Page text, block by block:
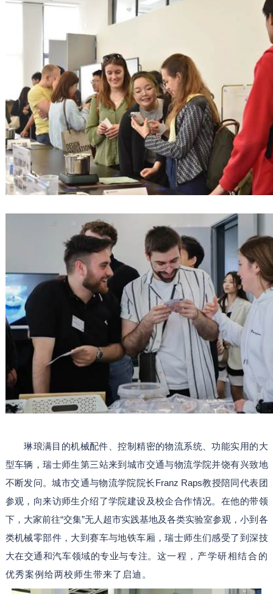
琳琅满目的机械配件、控制精密的物流系统、功能实用的大
型车辆，瑞士师生第三站来到城市交通与物流学院并饶有兴致地
不断发问。城市交通与物流学院院长Franz Raps教授陪同代表团
参观，向来访师生介绍了学院建设及校企合作情况。在他的带领
下，大家前往“交集”无人超市实践基地及各类实验室参观，小到各
类机械零部件，大到赛车与地铁车厢，瑞士师生们感受了到深技
大在交通和汽车领域的专业与专注。 这一程，产学研相结合的
优秀案例给两校师生带来了启迪。